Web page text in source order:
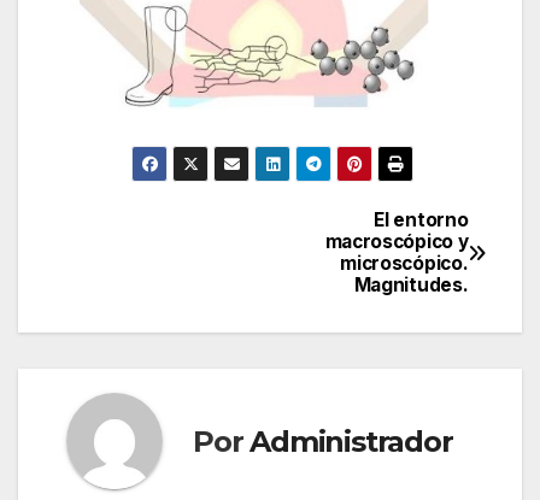
entradas
El entorno
macroscópico y
microscópico.
Magnitudes.
PorAdministrador